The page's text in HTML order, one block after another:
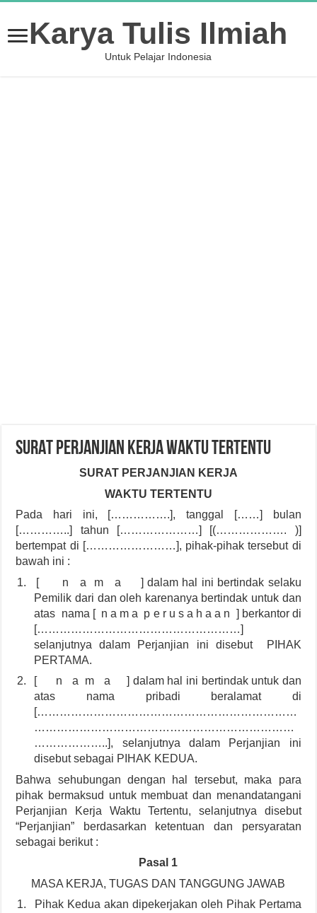
Karya Tulis Ilmiah
Untuk Pelajar Indonesia
SURAT PERJANJIAN KERJA WAKTU TERTENTU
SURAT PERJANJIAN KERJA
WAKTU TERTENTU
Pada hari ini, […………….], tanggal [……] bulan
[…………..] tahun […………………] [(………………. )]
bertempat di [……………………], pihak-pihak tersebut di
bawah ini :
1.
[ n a m a ] dalam hal ini bertindak selaku
Pemilik dari dan oleh karenanya bertindak untuk dan
atas nama [ n a m a p e r u s a h a a n ] berkantor di
[………………………………………………]
selanjutnya dalam Perjanjian ini disebut PIHAK
PERTAMA.
2.
[ n a m a ] dalam hal ini bertindak untuk dan
atas nama pribadi beralamat di
[……………………………………………………………
……………………………………………………………
………………..], selanjutnya dalam Perjanjian ini
disebut sebagai PIHAK KEDUA.
Bahwa sehubungan dengan hal tersebut, maka para
pihak bermaksud untuk membuat dan menandatangani
Perjanjian Kerja Waktu Tertentu, selanjutnya disebut
“Perjanjian” berdasarkan ketentuan dan persyaratan
sebagai berikut :
Pasal 1
MASA KERJA, TUGAS DAN TANGGUNG JAWAB
1.
Pihak Kedua akan dipekerjakan oleh Pihak Pertama